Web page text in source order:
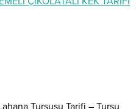
Turşusu Tarifi – Turşu